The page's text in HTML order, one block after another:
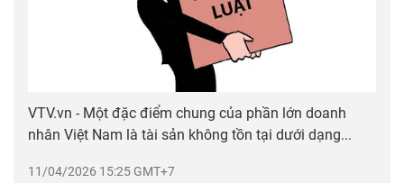
11/04/2026 15:25 GMT+7
VTV.vn - Một đặc điểm chung của phần lớn doanh
nhân Việt Nam là tài sản không tồn tại dưới dạng...